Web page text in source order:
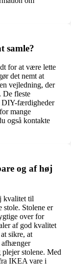
samle?
for at være lette
det nemt at
vejledning, der
De fleste
DIY-færdigheder
mange
også kontakte
og af høj
kvalitet til
stole. Stolene er
over for
af god kvalitet
sikre, at
afhænger
stolene. Med
IKEA vare i